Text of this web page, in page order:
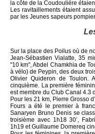
la côte de la Coudouliére
Les ravitaillements étaient
par les Jeunes sapeurs
Sur la place des Poilus où de
Jean-Sébastien Vialatte, 35
"10 km", Abdel Chamkhia de
à vélo) de Peypin, des deux
Olivier Quideron de Toulon.
cinquième. La première
est membre du Club Canal 4.3
Pour les 21 km, Pierre Grosso
Fours a été le premier à
Sanaryen Bruno Denis se
troisième avec 1h18 30’,
1h19 et Guillaume Domereq